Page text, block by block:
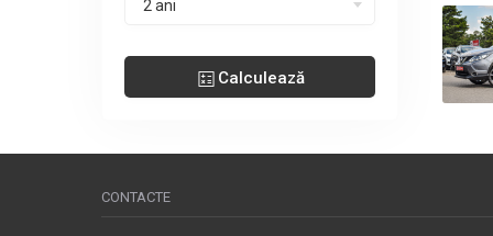
2 ani
Calculează
CONTACTE